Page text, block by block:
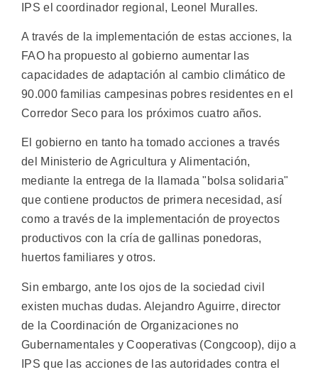
IPS el coordinador regional, Leonel Muralles.
A través de la implementación de estas acciones, la
FAO ha propuesto al gobierno aumentar las
capacidades de adaptación al cambio climático de
90.000 familias campesinas pobres residentes en el
Corredor Seco para los próximos cuatro años.
El gobierno en tanto ha tomado acciones a través
del Ministerio de Agricultura y Alimentación,
mediante la entrega de la llamada "bolsa solidaria"
que contiene productos de primera necesidad, así
como a través de la implementación de proyectos
productivos con la cría de gallinas ponedoras,
huertos familiares y otros.
Sin embargo, ante los ojos de la sociedad civil
existen muchas dudas. Alejandro Aguirre, director
de la Coordinación de Organizaciones no
Gubernamentales y Cooperativas (Congcoop), dijo a
IPS que las acciones de las autoridades contra el